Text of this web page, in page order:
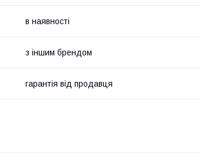
в наявності
з іншим брендом
гарантія від продавця